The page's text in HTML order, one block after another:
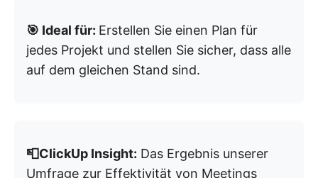
🎯 Ideal für: Erstellen Sie einen Plan für
jedes Projekt und stellen Sie sicher, dass alle
auf dem gleichen Stand sind.
📮ClickUp Insight: Das Ergebnis unserer
Umfrage zur Effektivität von Meetings